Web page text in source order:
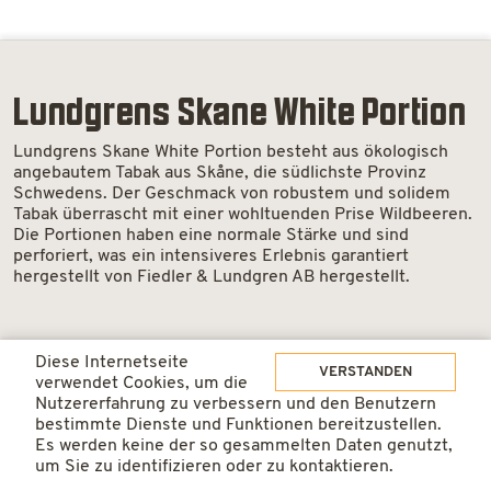
Lundgrens Skane White Portion
Lundgrens Skane White Portion besteht aus ökologisch
angebautem Tabak aus Skåne, die südlichste Provinz
Schwedens. Der Geschmack von robustem und solidem
Tabak überrascht mit einer wohltuenden Prise Wildbeeren.
Die Portionen haben eine normale Stärke und sind
perforiert, was ein intensiveres Erlebnis garantiert
hergestellt von Fiedler & Lundgren AB hergestellt.
ab 1 Dosen 5.50 / Dose
ab 10 Dosen 4.90 / Dose
Lundgrens
Skane
IN DEN WARENKORB
VERSTANDEN
Diese Internetseite
verwendet Cookies, um die
Nutzererfahrung zu verbessern und den Benutzern
bestimmte Dienste und Funktionen bereitzustellen.
Es werden keine der so gesammelten Daten genutzt,
um Sie zu identifizieren oder zu kontaktieren.